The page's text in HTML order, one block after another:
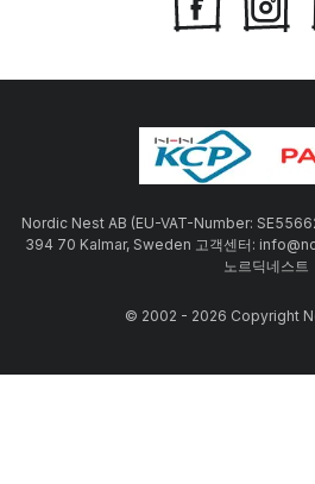
Nordic Nest AB (EU-VAT-Number:
394 70 Kalmar, Sweden 고객센터:
노르딕네스트
© 2002 - 2026 Copyright